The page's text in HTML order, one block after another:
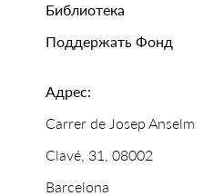
Библиотека
Поддержать Фонд
Адрес:
Carrer de Josep Anselm
Clavé, 31, 08002
Barcelona